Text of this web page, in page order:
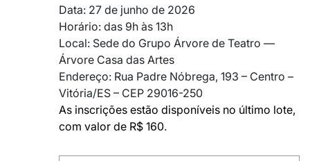
Data: 27 de junho de 2026
Horário: das 9h às 13h
Local: Sede do Grupo Árvore de Teatro —
Árvore Casa das Artes
Endereço: Rua Padre Nóbrega, 193 – Centro –
Vitória/ES – CEP 29016-250
As inscrições estão disponíveis no último lote,
com valor de R$ 160.